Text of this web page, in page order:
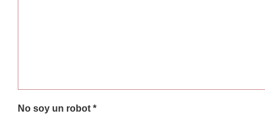
No soy un robot *